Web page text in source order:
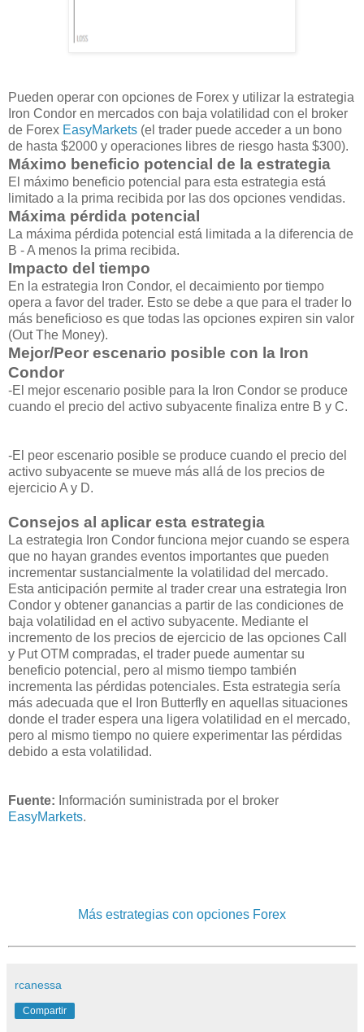
Pueden operar con opciones de Forex y utilizar la estrategia
Iron Condor en mercados con baja volatilidad con el broker
de Forex EasyMarkets (el trader puede acceder a un bono
de hasta $2000 y operaciones libres de riesgo hasta $300).
Máximo beneficio potencial de la estrategia
El máximo beneficio potencial para esta estrategia está
limitado a la prima recibida por las dos opciones vendidas.
Máxima pérdida potencial
La máxima pérdida potencial está limitada a la diferencia de
B - A menos la prima recibida.
Impacto del tiempo
En la estrategia Iron Condor, el decaimiento por tiempo
opera a favor del trader. Esto se debe a que para el trader lo
más beneficioso es que todas las opciones expiren sin valor
(Out The Money).
Mejor/Peor escenario posible con la Iron
Condor
-El mejor escenario posible para la Iron Condor se produce
cuando el precio del activo subyacente finaliza entre B y C.
-El peor escenario posible se produce cuando el precio del
activo subyacente se mueve más allá de los precios de
ejercicio A y D.
Consejos al aplicar esta estrategia
La estrategia Iron Condor funciona mejor cuando se espera
que no hayan grandes eventos importantes que pueden
incrementar sustancialmente la volatilidad del mercado.
Esta anticipación permite al trader crear una estrategia Iron
Condor y obtener ganancias a partir de las condiciones de
baja volatilidad en el activo subyacente. Mediante el
incremento de los precios de ejercicio de las opciones Call
y Put OTM compradas, el trader puede aumentar su
beneficio potencial, pero al mismo tiempo también
incrementa las pérdidas potenciales. Esta estrategia sería
más adecuada que el Iron Butterfly en aquellas situaciones
donde el trader espera una ligera volatilidad en el mercado,
pero al mismo tiempo no quiere experimentar las pérdidas
debido a esta volatilidad.
Fuente: Información suministrada por el broker
EasyMarkets.
Más estrategias con opciones Forex
rcanessa
Compartir